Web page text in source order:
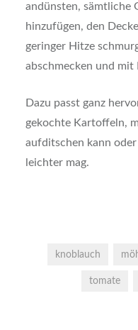
andünsten, sämtliche
hinzufügen, den
geringer Hitze
abschmecken und mit
Dazu passt ganz
gekochte Kartoffeln,
aufditschen kann oder
leichter mag.
knoblauch
tomate